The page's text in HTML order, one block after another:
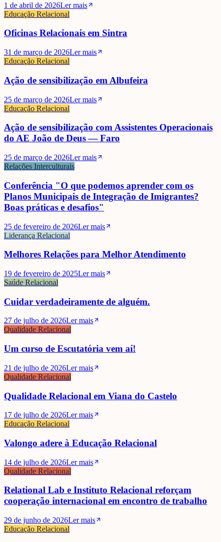
1 de abril de 2026Ler mais
Educação Relacional
Oficinas Relacionais em Sintra
31 de março de 2026Ler mais
Educação Relacional
Ação de sensibilização em Albufeira
25 de março de 2026Ler mais
Educação Relacional
Ação de sensibilização com Assistentes Operacionais
do AE João de Deus — Faro
25 de março de 2026Ler mais
Relações Interculturais
Conferência "O que podemos aprender com os
Planos Municipais de Integração de Imigrantes?
Boas práticas e desafios"
25 de fevereiro de 2026Ler mais
Liderança Relacional
Melhores Relações para Melhor Atendimento
19 de fevereiro de 2025Ler mais
Saúde Relacional
Cuidar verdadeiramente de alguém.
27 de julho de 2026Ler mais
Qualidade Relacional
Um curso de Escutatória vem aí!
21 de julho de 2026Ler mais
Qualidade Relacional
Qualidade Relacional em Viana do Castelo
17 de julho de 2026Ler mais
Educação Relacional
Valongo adere à Educação Relacional
14 de julho de 2026Ler mais
Qualidade Relacional
Relational Lab e Instituto Relacional reforçam
cooperação internacional em encontro de trabalho
29 de junho de 2026Ler mais
Educação Relacional